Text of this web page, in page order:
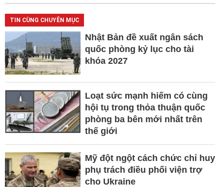
TIN CÙNG CHUYÊN MỤC
Nhật Bản đề xuất ngân sách
quốc phòng kỷ lục cho tài
khóa 2027
Loạt sức mạnh hiếm có cùng
hội tụ trong thỏa thuận quốc
phòng ba bên mới nhất trên
thế giới
Mỹ đột ngột cách chức chỉ huy
phụ trách điều phối viện trợ
cho Ukraine